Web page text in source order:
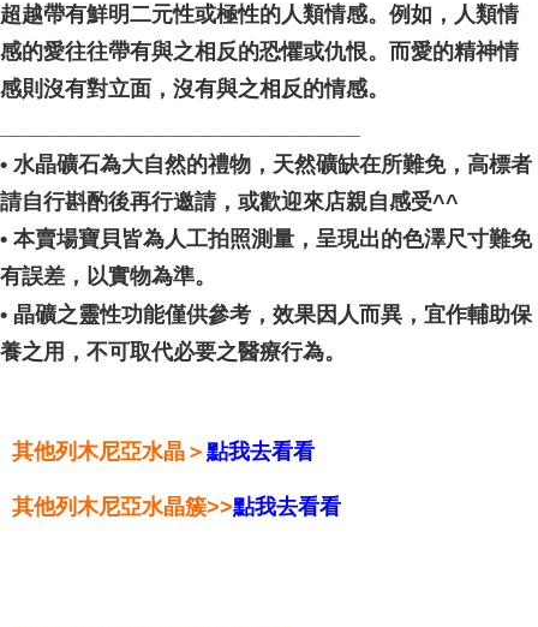
超越帶有鮮明二元性或極性的人類情感。例如，人類情
感的愛往往帶有與之相反的恐懼或仇恨。而愛的精神情
感則沒有對立面，沒有與之相反的情感。
• 水晶礦石為大自然的禮物，天然礦缺在所難免，高標者
請自行斟酌後再行邀請，或歡迎來店親自感受^^
• 本賣場寶貝皆為人工拍照測量，呈現出的色澤尺寸難免
有誤差，以實物為準。
• 晶礦之靈性功能僅供參考，效果因人而異，宜作輔助保
養之用，不可取代必要之醫療行為。
其他列木尼亞水晶＞點我去看看
其他列木尼亞水晶簇>>點我去看看